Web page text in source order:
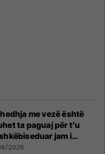
me vezë është
ta paguaj për t’u
jam i
këtë
2026